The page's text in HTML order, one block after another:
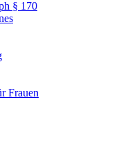
§ 170
Frauen